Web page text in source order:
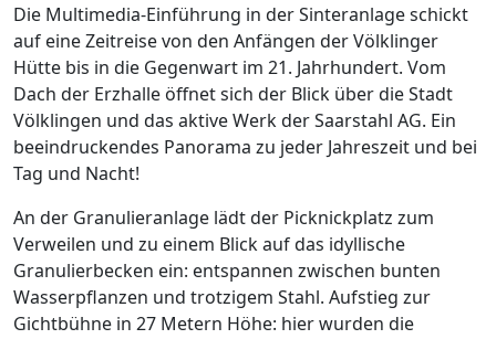
Die Multimedia-Einführung in der Sinteranlage schickt
auf eine Zeitreise von den Anfängen der Völklinger
Hütte bis in die Gegenwart im 21. Jahrhundert. Vom
Dach der Erzhalle öffnet sich der Blick über die Stadt
Völklingen und das aktive Werk der Saarstahl AG. Ein
beeindruckendes Panorama zu jeder Jahreszeit und bei
Tag und Nacht!
An der Granulieranlage lädt der Picknickplatz zum
Verweilen und zu einem Blick auf das idyllische
Granulierbecken ein: entspannen zwischen bunten
Wasserpflanzen und trotzigem Stahl. Aufstieg zur
Gichtbühne in 27 Metern Höhe: hier wurden die